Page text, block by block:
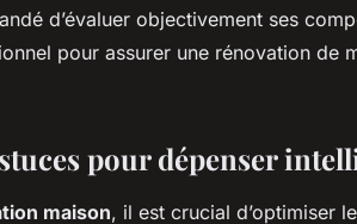
d’évaluer objectivement ses
pour assurer une rénovation de
pour dépenser
maison, il est crucial d’optimiser